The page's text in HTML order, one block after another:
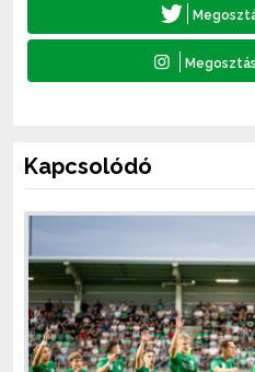
Kapcsolódó